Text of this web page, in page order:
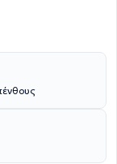
ασφαλή και
σχέσεων και της
κάθε